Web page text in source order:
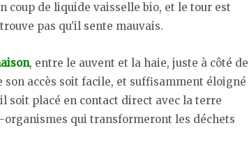
coup de liquide vaisselle bio, et le tour est
pas qu’il sente mauvais.
, entre le auvent et la haie, juste à côté de
accès soit facile, et suffisamment éloigné
soit placé en contact direct avec la terre
organismes qui transformeront les déchets